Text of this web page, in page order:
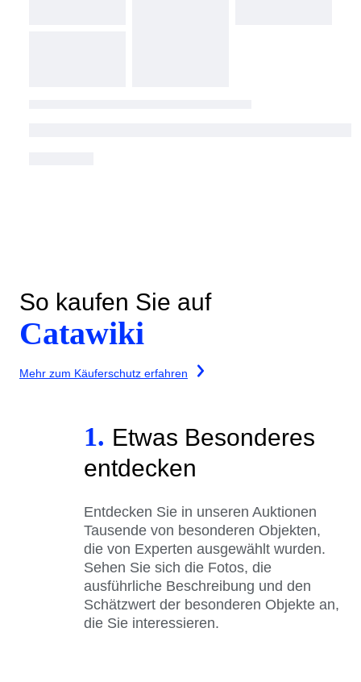
So kaufen Sie auf
Catawiki
Mehr zum Käuferschutz erfahren
1. Etwas Besonderes
entdecken
Entdecken Sie in unseren Auktionen
Tausende von besonderen Objekten,
die von Experten ausgewählt wurden.
Sehen Sie sich die Fotos, die
ausführliche Beschreibung und den
Schätzwert der besonderen Objekte an,
die Sie interessieren.